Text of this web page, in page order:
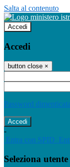
Salta al contenuto
Accedi
Accedi
button close ×
Password
-
Entra con SPID
Seleziona utente